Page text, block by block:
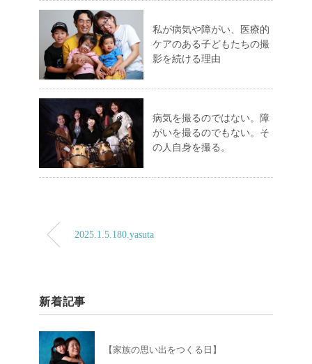
私が病気や障がい、医療的
ケアのある子どもたちの撮
影を続ける理由
病気を撮るのではない。障
がいを撮るのでもない。そ
の人自身を撮る。
2025.1.5.180.yasuta
新着記事
【家族の思い出をつくる日】